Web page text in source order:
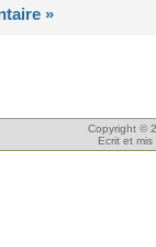
»
Copyright ©
Ecrit et